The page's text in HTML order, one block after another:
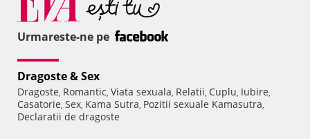
Urmareste-ne pe
Dragoste & Sex
Dragoste, Romantic, Viata sexuala, Relatii, Cuplu, Iubire,
Casatorie, Sex, Kama Sutra, Pozitii sexuale Kamasutra,
Declaratii de dragoste